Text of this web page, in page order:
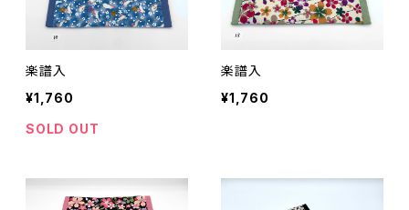
楽譜入
¥1,760
SOLD OUT
楽譜入
¥1,760